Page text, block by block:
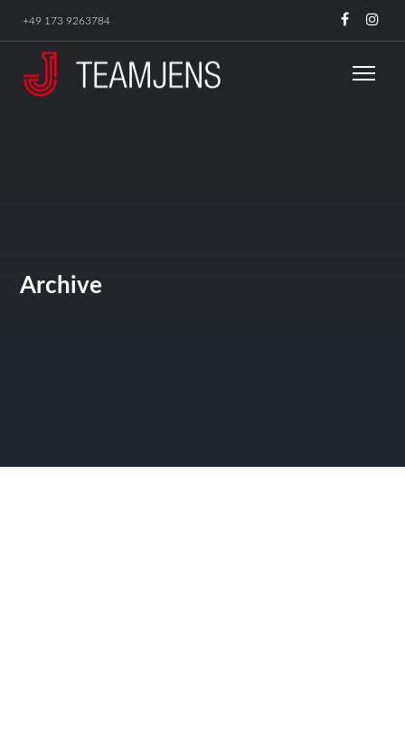
+49 173 9263784
Archive